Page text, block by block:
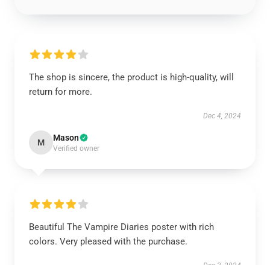
The shop is sincere, the product is high-quality, will
return for more.
Dec 4, 2024
M Mason
Verified owner
Beautiful The Vampire Diaries poster with rich
colors. Very pleased with the purchase.